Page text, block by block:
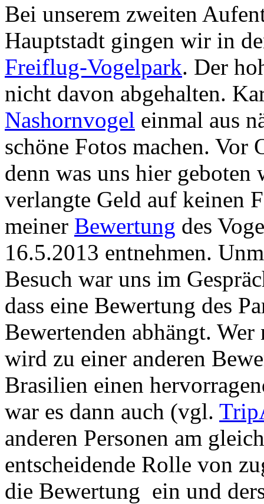
Bei unserem zweiten
Hauptstadt gingen wir in
Freiflug-Vogelpark. Der
nicht davon abgehalten.
Nashornvogel einmal aus
schöne Fotos machen. Vor
denn was uns hier geboten
verlangte Geld auf keinen
meiner Bewertung des
16.5.2013 entnehmen.
Besuch war uns im
dass eine Bewertung des
Bewertenden abhängt.
wird zu einer anderen
Brasilien einen
war es dann auch (vgl.
anderen Personen am
entscheidende Rolle von
die Bewertung ein und